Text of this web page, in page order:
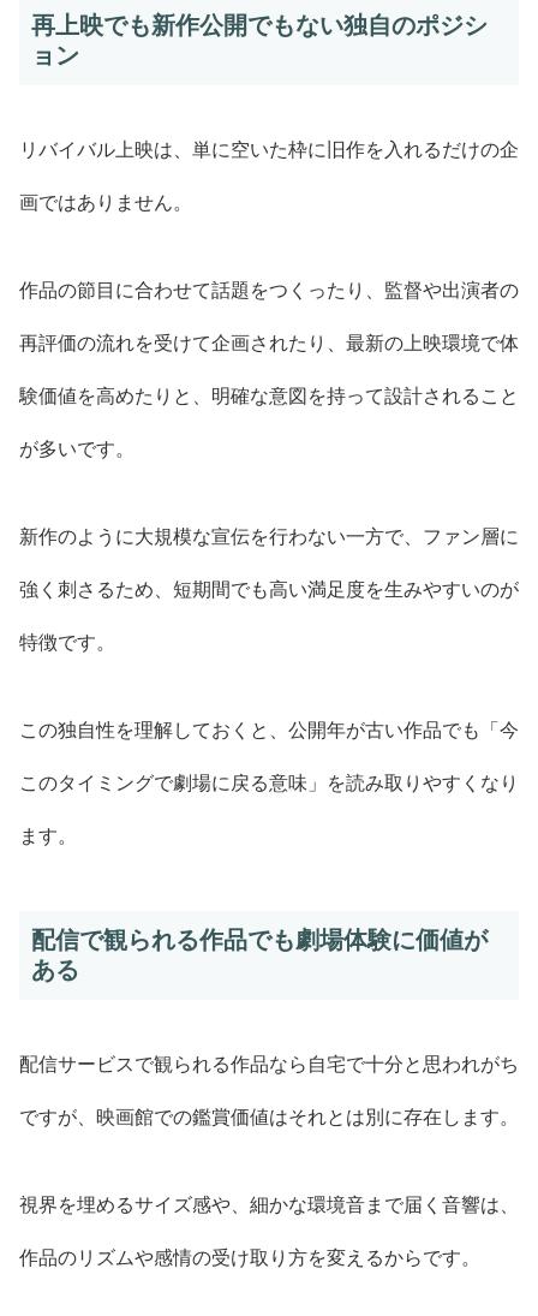
再上映でも新作公開でもない独自のポジシ
ョン
リバイバル上映は、単に空いた枠に旧作を入れるだけの企
画ではありません。
作品の節目に合わせて話題をつくったり、監督や出演者の
再評価の流れを受けて企画されたり、最新の上映環境で体
験価値を高めたりと、明確な意図を持って設計されること
が多いです。
新作のように大規模な宣伝を行わない一方で、ファン層に
強く刺さるため、短期間でも高い満足度を生みやすいのが
特徴です。
この独自性を理解しておくと、公開年が古い作品でも「今
このタイミングで劇場に戻る意味」を読み取りやすくなり
ます。
配信で観られる作品でも劇場体験に価値が
ある
配信サービスで観られる作品なら自宅で十分と思われがち
ですが、映画館での鑑賞価値はそれとは別に存在します。
視界を埋めるサイズ感や、細かな環境音まで届く音響は、
作品のリズムや感情の受け取り方を変えるからです。